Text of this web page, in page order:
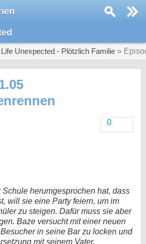
Life Unexpected - Plötzlich Familie »
0
herumgesprochen hat, dass
will sie eine Party feiern, um im
zu steigen. Dafür muss sie aber
Baze versucht mit einer neuen
in seine Bar zu locken und
mit seinem Vater.
SERIEN
Kolumnen
Gewinnspiele
Forum
bei X